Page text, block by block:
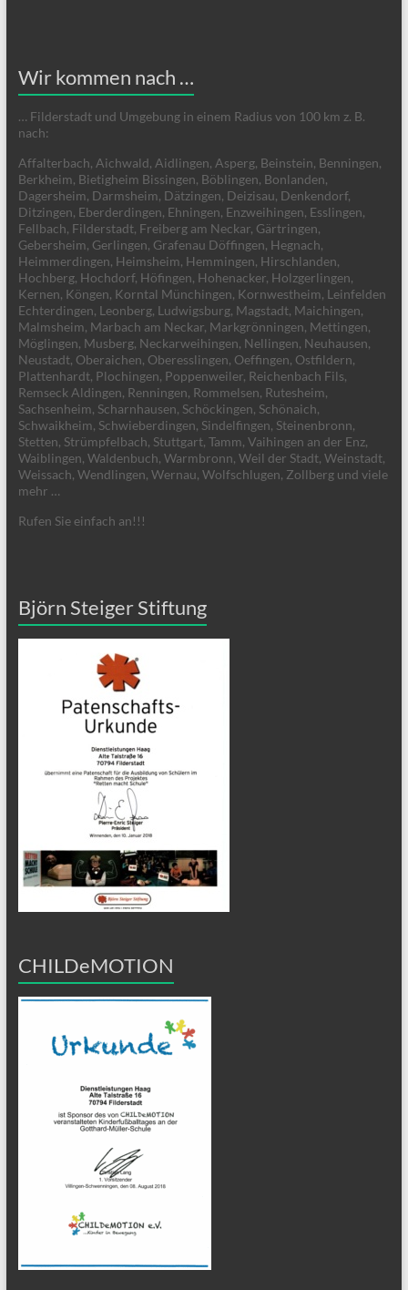
Wir kommen nach …
… Filderstadt und Umgebung in einem Radius von 100 km z. B.
nach:
Affalterbach, Aichwald, Aidlingen, Asperg, Beinstein, Benningen,
Berkheim, Bietigheim Bissingen, Böblingen, Bonlanden,
Dagersheim, Darmsheim, Dätzingen, Deizisau, Denkendorf,
Ditzingen, Eberderdingen, Ehningen, Enzweihingen, Esslingen,
Fellbach, Filderstadt, Freiberg am Neckar, Gärtringen,
Gebersheim, Gerlingen, Grafenau Döffingen, Hegnach,
Heimmerdingen, Heimsheim, Hemmingen, Hirschlanden,
Hochberg, Hochdorf, Höfingen, Hohenacker, Holzgerlingen,
Kernen, Köngen, Korntal Münchingen, Kornwestheim, Leinfelden
Echterdingen, Leonberg, Ludwigsburg, Magstadt, Maichingen,
Malmsheim, Marbach am Neckar, Markgrönningen, Mettingen,
Möglingen, Musberg, Neckarweihingen, Nellingen, Neuhausen,
Neustadt, Oberaichen, Oberesslingen, Oeffingen, Ostfildern,
Plattenhardt, Plochingen, Poppenweiler, Reichenbach Fils,
Remseck Aldingen, Renningen, Rommelsen, Rutesheim,
Sachsenheim, Scharnhausen, Schöckingen, Schönaich,
Schwaikheim, Schwieberdingen, Sindelfingen, Steinenbronn,
Stetten, Strümpfelbach, Stuttgart, Tamm, Vaihingen an der Enz,
Waiblingen, Waldenbuch, Warmbronn, Weil der Stadt, Weinstadt,
Weissach, Wendlingen, Wernau, Wolfschlugen, Zollberg und viele
mehr …
Rufen Sie einfach an!!!
Björn Steiger Stiftung
CHILDeMOTION